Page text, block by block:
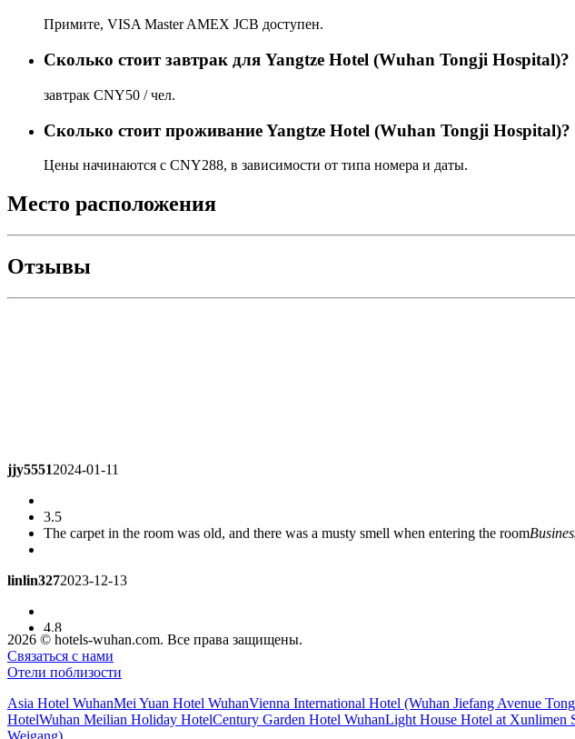
Примите, VISA Master AMEX JCB доступен.
Сколько стоит завтрак для Yangtze Hotel (Wuhan Tongji Hospital)?
завтрак CNY50 / чел.
Сколько стоит проживаниe Yangtze Hotel (Wuhan Tongji Hospital)?
Цены начинаются с CNY288, в зависимости от типа номера и даты.
Место расположения
Отзывы
The carpet in the room was old, and there was a musty smell when entering the room
not so bad
colin81312023-12-09
3.5
2026 © hotels-wuhan.com. Все права защищены.
Связаться с нами
Отели поблизости
Asia Hotel WuhanMei Yuan Hotel WuhanVienna International Hotel (Wuhan Jiefang Avenue
HotelWuhan Meilian Holiday HotelCentury Garden Hotel WuhanLight House Hotel at Xunlimen
Weigang)